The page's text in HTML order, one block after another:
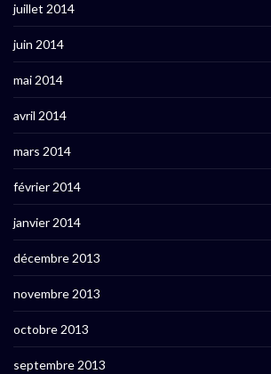
juillet 2014
juin 2014
mai 2014
avril 2014
mars 2014
février 2014
janvier 2014
décembre 2013
novembre 2013
octobre 2013
septembre 2013